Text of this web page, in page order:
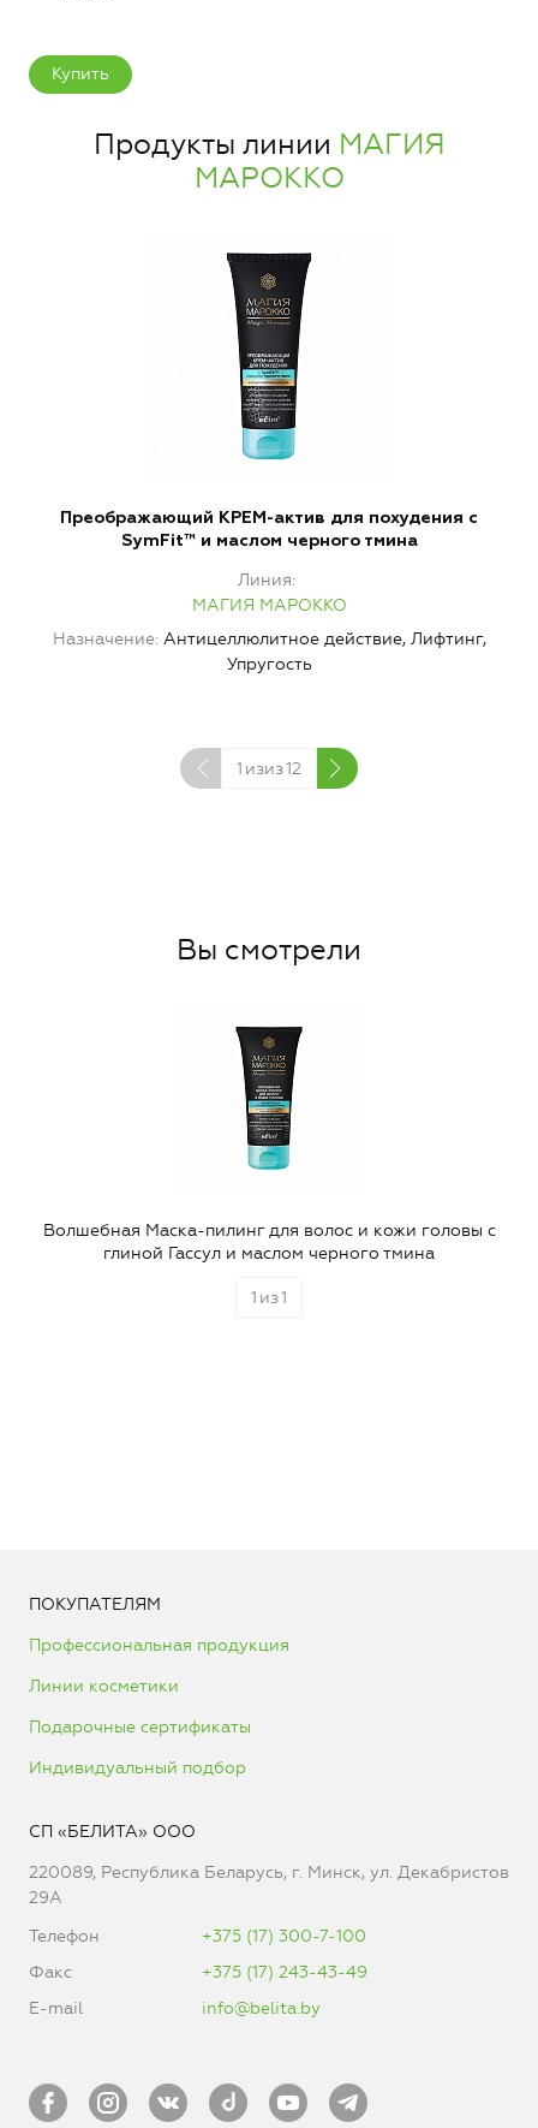
Купить
Продукты линии МАГИЯ
МАРОККО
Преображающий КРЕМ-актив для похудения с
SymFit™ и маслом черного тмина
Линия
МАГИЯ МАРОККО
Назначение Антицеллюлитное действие, Лифтинг,
Упругость
1 изиз12
Вы смотрели
Волшебная Маска-пилинг для волос и кожи головы с
глиной Гассул и маслом черного тмина
1 из1
ПОКУПАТЕЛЯМ
Профессиональная продукция
Линии косметики
Подарочные сертификаты
Индивидуальный подбор
СП «БЕЛИТА» ООО
220089, Республика Беларусь, г. Минск, ул. Декабристов
29А
Телефон
+375 (17) 300-7-100
Факс
+375 (17) 243-43-49
E-mail
info@belita.by